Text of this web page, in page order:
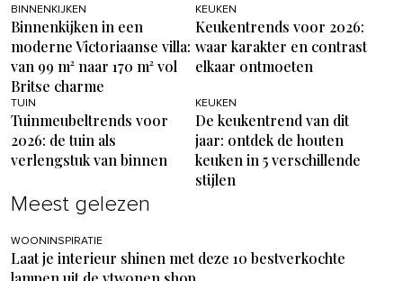
BINNENKIJKEN
Binnenkijken in een
moderne Victoriaanse villa:
van 99 m² naar 170 m² vol
Britse charme
KEUKEN
Keukentrends voor 2026:
waar karakter en contrast
elkaar ontmoeten
TUIN
Tuinmeubeltrends voor
2026: de tuin als
verlengstuk van binnen
KEUKEN
De keukentrend van dit
jaar: ontdek de houten
keuken in 5 verschillende
stijlen
Meest gelezen
WOONINSPIRATIE
Laat je interieur shinen met deze 10 bestverkochte